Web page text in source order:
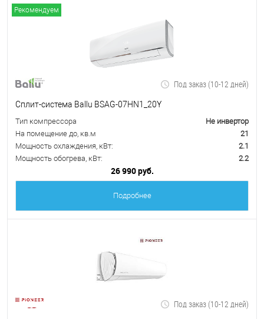
Рекомендуем
Под заказ (10-12 дней)
Сплит-система Ballu BSAG-07HN1_20Y
Тип компрессора
Не инвертор
На помещение до, кв.м
21
Мощность охлаждения, кВт:
2.1
Мощность обогрева, кВт:
2.2
26 990 руб.
Подробнее
Под заказ (10-12 дней)